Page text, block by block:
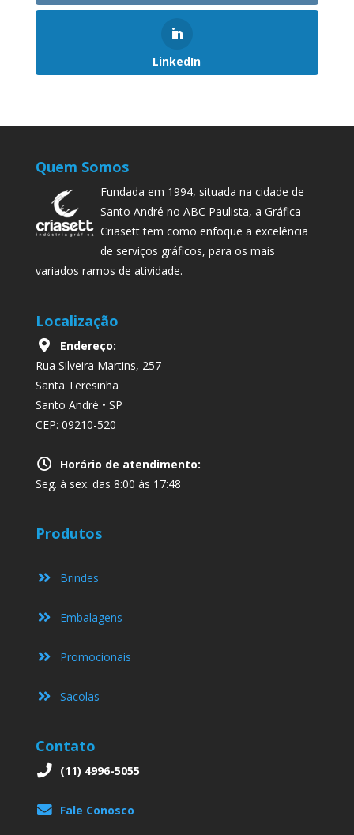
LinkedIn
Quem Somos
Fundada em 1994, situada na cidade de
Santo André no ABC Paulista, a Gráfica
Criasett tem como enfoque a excelência
de serviços gráficos, para os mais
variados ramos de atividade.
Localização
Endereço:
Rua Silveira Martins, 257
Santa Teresinha
Santo André • SP
CEP: 09210-520
Horário de atendimento:
Seg. à sex. das 8:00 às 17:48
Produtos
Brindes
Embalagens
Promocionais
Sacolas
Contato
(11) 4996-5055
Fale Conosco